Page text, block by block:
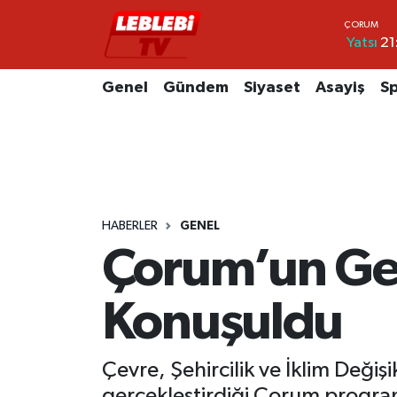
Yatsı
Genel Gündem Siyaset Asayiş
HABERLER GENEL
Çorum’un
Konuşuldu
Çevre, Şehircilik ve İklim
Hava Durumu
Tüm Manşetler
Son Dakika Haberleri
Haber Arşivi